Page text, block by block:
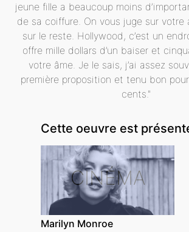
jeune fille a beaucoup moins
de sa coiffure. On vous juge sur votre
sur le reste. Hollywood, c’est un
offre mille dollars d’un baiser et
votre âme. Je le sais, j’ai assez
première proposition et tenu bon
cents."
Cette oeuvre est
CINÉMA
Marilyn Monroe